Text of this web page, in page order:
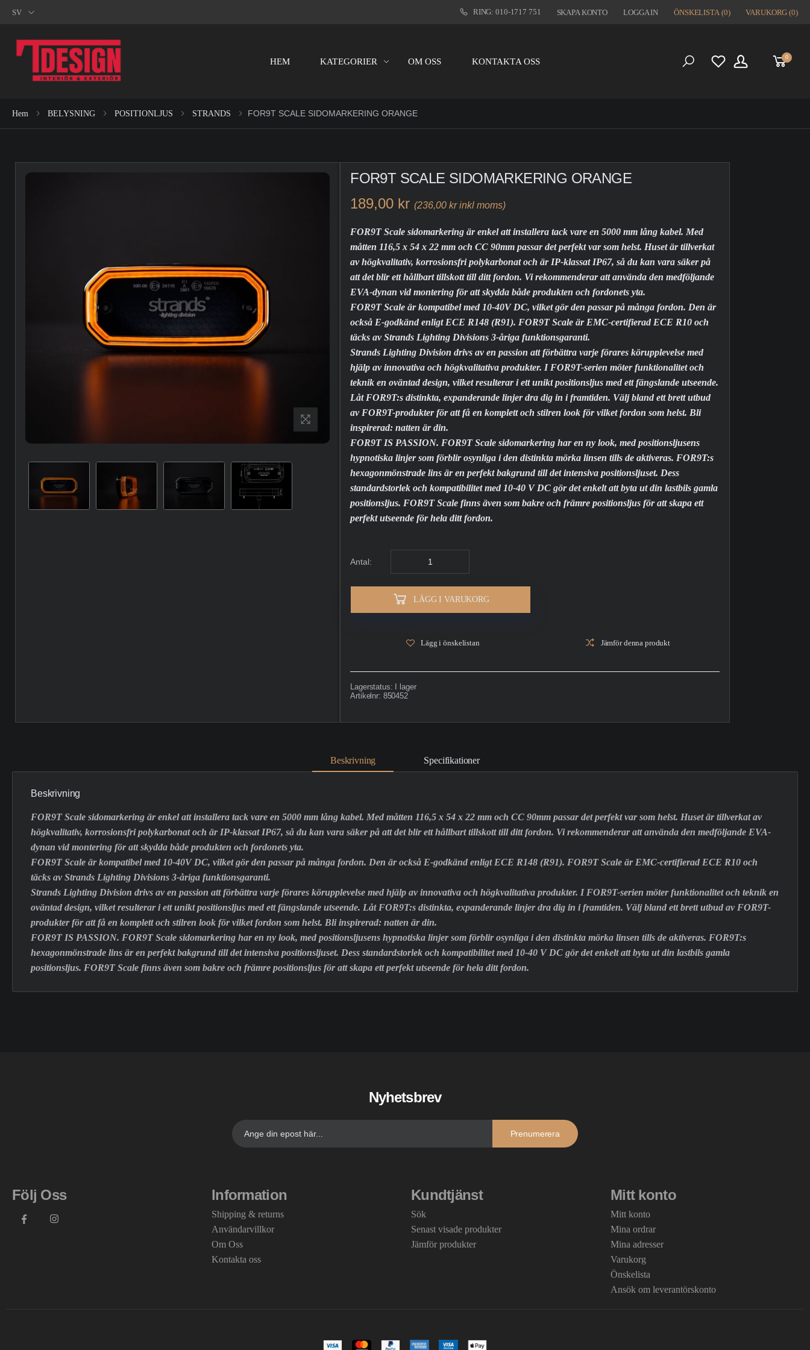
SV RING: 010-1717 751 SKAPA KONTO LOGGA IN ÖNSKELISTA (0) VARUKORG (0)
HEM KATEGORIER OM OSS KONTAKTA OSS 0
Hem BELYSNING POSITIONLJUS STRANDS FOR9T SCALE SIDOMARKERING ORANGE
FOR9T SCALE SIDOMARKERING ORANGE
189,00 kr (236,00 kr inkl moms)
FOR9T Scale sidomarkering är enkel att installera tack vare en 5000 mm lång kabel. Med
måtten 116,5 x 54 x 22 mm och CC 90mm passar det perfekt var som helst. Huset är tillverkat
av högkvalitativ, korrosionsfri polykarbonat och är IP-klassat IP67, så du kan vara säker på
att det blir ett hållbart tillskott till ditt fordon. Vi rekommenderar att använda den medföljande
EVA-dynan vid montering för att skydda både produkten och fordonets yta.
FOR9T Scale är kompatibel med 10-40V DC, vilket gör den passar på många fordon. Den är
också E-godkänd enligt ECE R148 (R91). FOR9T Scale är EMC-certifierad ECE R10 och
täcks av Strands Lighting Divisions 3-åriga funktionsgaranti.
Strands Lighting Division drivs av en passion att förbättra varje förares körupplevelse med
hjälp av innovativa och högkvalitativa produkter. I FOR9T-serien möter funktionalitet och
teknik en oväntad design, vilket resulterar i ett unikt positionsljus med ett fängslande utseende.
Låt FOR9T:s distinkta, expanderande linjer dra dig in i framtiden. Välj bland ett brett utbud
av FOR9T-produkter för att få en komplett och stilren look för vilket fordon som helst. Bli
inspirerad: natten är din.
FOR9T IS PASSION. FOR9T Scale sidomarkering har en ny look, med positionsljusens
hypnotiska linjer som förblir osynliga i den distinkta mörka linsen tills de aktiveras. FOR9T:s
hexagonmönstrade lins är en perfekt bakgrund till det intensiva positionsljuset. Dess
standardstorlek och kompatibilitet med 10-40 V DC gör det enkelt att byta ut din lastbils gamla
positionsljus. FOR9T Scale finns även som bakre och främre positionsljus för att skapa ett
perfekt utseende för hela ditt fordon.
Antal:
LÄGG I VARUKORG
Lägg i önskelistan Jämför denna produkt
Lagerstatus:
I lager
Artikelnr: 850452
Beskrivning Specifikationer
Beskrivning
FOR9T Scale sidomarkering är enkel att installera tack vare en 5000 mm lång kabel. Med måtten 116,5 x 54 x 22 mm och CC 90mm passar det perfekt var som helst. Huset är tillverkat av
högkvalitativ, korrosionsfri polykarbonat och är IP-klassat IP67, så du kan vara säker på att det blir ett hållbart tillskott till ditt fordon. Vi rekommenderar att använda den medföljande EVA-
dynan vid montering för att skydda både produkten och fordonets yta.
FOR9T Scale är kompatibel med 10-40V DC, vilket gör den passar på många fordon. Den är också E-godkänd enligt ECE R148 (R91). FOR9T Scale är EMC-certifierad ECE R10 och
täcks av Strands Lighting Divisions 3-åriga funktionsgaranti.
Strands Lighting Division drivs av en passion att förbättra varje förares körupplevelse med hjälp av innovativa och högkvalitativa produkter. I FOR9T-serien möter funktionalitet och teknik en
oväntad design, vilket resulterar i ett unikt positionsljus med ett fängslande utseende. Låt FOR9T:s distinkta, expanderande linjer dra dig in i framtiden. Välj bland ett brett utbud av FOR9T-
produkter för att få en komplett och stilren look för vilket fordon som helst. Bli inspirerad: natten är din.
FOR9T IS PASSION. FOR9T Scale sidomarkering har en ny look, med positionsljusens hypnotiska linjer som förblir osynliga i den distinkta mörka linsen tills de aktiveras. FOR9T:s
hexagonmönstrade lins är en perfekt bakgrund till det intensiva positionsljuset. Dess standardstorlek och kompatibilitet med 10-40 V DC gör det enkelt att byta ut din lastbils gamla
positionsljus. FOR9T Scale finns även som bakre och främre positionsljus för att skapa ett perfekt utseende för hela ditt fordon.
Nyhetsbrev
Prenumerera
Följ Oss Information
Shipping & returns
Användarvillkor
Om Oss
Kontakta oss
Kundtjänst
Sök
Senast visade produkter
Jämför produkter
Mitt konto
Mitt konto
Mina ordrar
Mina adresser
Varukorg
Önskelista
Ansök om leverantörskonto